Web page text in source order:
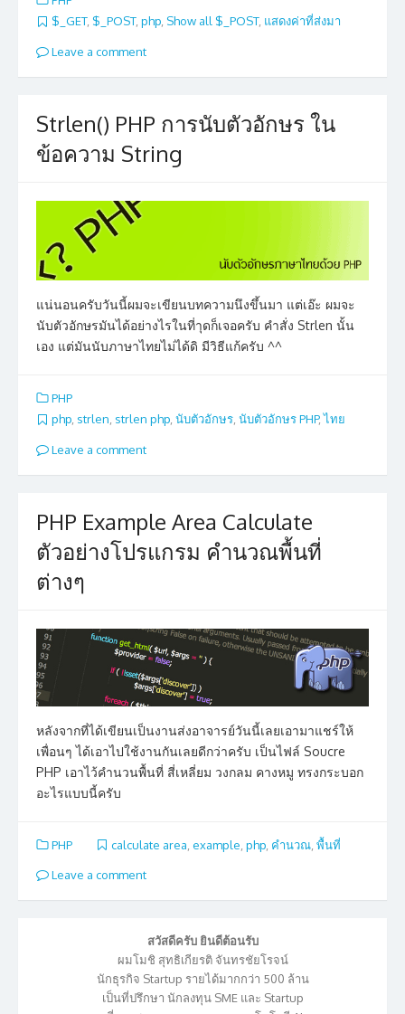
$_GET, $_POST, php, Show all $_POST, แสดงค่าที่ส่งมา
Leave a comment
Strlen() PHP การนับตัวอักษร ใน
ข้อความ String
แน่นอนครับวันนี้ผมจะเขียนบทความนึงขึ้นมา แต่เอ๊ะ ผมจะ
นับตัวอักษรมันได้อย่างไรในที่าุดก็เจอครับ คำสั่ง Strlen นั้น
เอง แต่มันนับภาษาไทยไม่ได้ดิ มีวิธีแก้ครับ ^^
PHP
php, strlen, strlen php, นับตัวอักษร, นับตัวอักษร PHP,ไทย
Leave a comment
PHP Example Area Calculate
ตัวอย่างโปรแกรม คำนวณพื้นที่
ต่างๆ
หลังจากที่ได้เขียนเป็นงานส่งอาจารย์วันนี้เลยเอามาแชร์ให้
เพื่อนๆ ได้เอาไปใช้งานกันเลยดีกว่าครับ เป็นไฟล์ Soucre
PHP เอาไว้คำนวนพื้นที่ สี่เหลี่ยม วงกลม คางหมู ทรงกระบอก
อะไรแบบนี้ครับ
PHP calculate area example php, คำนวณ, พื้นที่
Leave a comment
สวัสดีครับ ยินดีต้อนรับ
ผมโมชิ สุทธิเกียรติ จันทรชัยโรจน์
นักธุรกิจ Startup รายได้มากกว่า 500 ล้าน
เป็นที่ปรึกษา นักลงทุน SME และ Startup